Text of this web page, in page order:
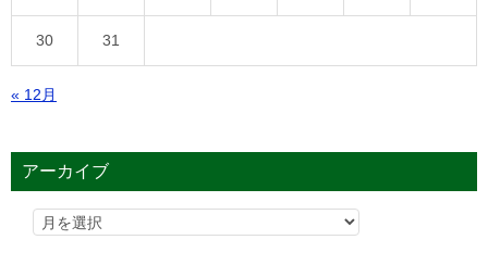
30 31
« 12月
アーカイブ